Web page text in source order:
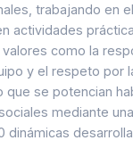
trabajando en
actividades
como la
y el respeto por
que se potencian
mediante
dinámicas